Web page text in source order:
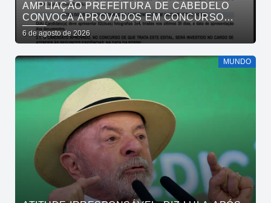
AMPLIAÇÃO PREFEITURA DE CABEDELO
CONVOCA APROVADOS EM CONCURSO
PÚBLICO DA SAÚDE PARA APRESENTAÇÃO
DE DOCUMENTOS
6 de agosto de 2026
MUNDO